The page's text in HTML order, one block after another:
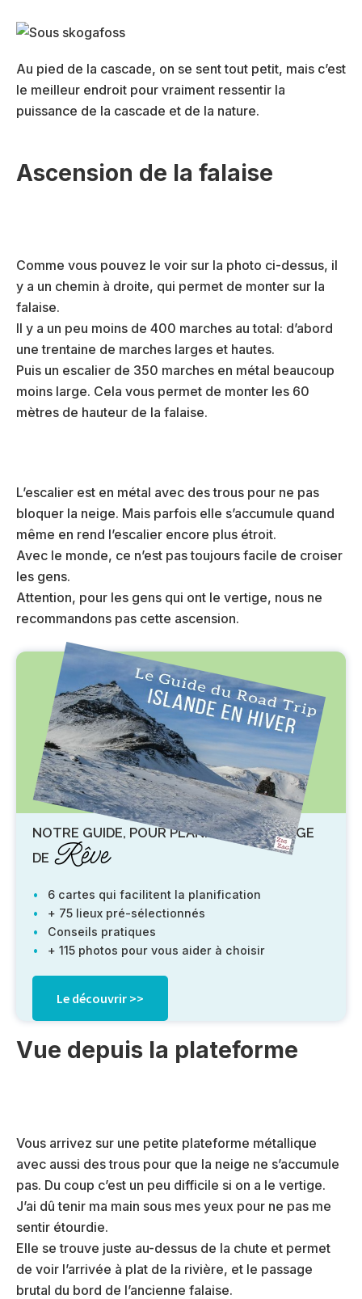
Au pied de la cascade, on se sent tout petit, mais c’est
le meilleur endroit pour vraiment ressentir la
puissance de la cascade et de la nature.
Ascension de la falaise
Comme vous pouvez le voir sur la photo ci-dessus, il
y a un chemin à droite, qui permet de monter sur la
falaise.
Il y a un peu moins de 400 marches au total: d’abord
une trentaine de marches larges et hautes.
Puis un escalier de 350 marches en métal beaucoup
moins large. Cela vous permet de monter les 60
mètres de hauteur de la falaise.
L’escalier est en métal avec des trous pour ne pas
bloquer la neige. Mais parfois elle s’accumule quand
même en rend l’escalier encore plus étroit.
Avec le monde, ce n’est pas toujours facile de croiser
les gens.
Attention, pour les gens qui ont le vertige, nous ne
recommandons pas cette ascension.
NOTRE GUIDE, POUR PLANIFIER UN VOYAGE
DE Rêve
6 cartes qui facilitent la planification
+ 75 lieux pré-sélectionnés
Conseils pratiques
+ 115 photos pour vous aider à choisir
Le découvrir >>
Vue depuis la plateforme
Vous arrivez sur une petite plateforme métallique
avec aussi des trous pour que la neige ne s’accumule
pas. Du coup c’est un peu difficile si on a le vertige.
J’ai dû tenir ma main sous mes yeux pour ne pas me
sentir étourdie.
Elle se trouve juste au-dessus de la chute et permet
de voir l’arrivée à plat de la rivière, et le passage
brutal du bord de l’ancienne falaise.